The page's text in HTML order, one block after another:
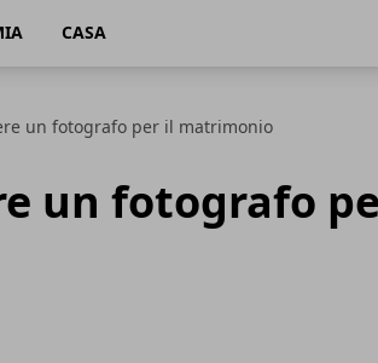
CASA
un fotografo per il matrimonio
un fotografo